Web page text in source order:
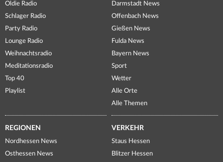
Oldie Radio
Schlager Radio
Party Radio
Lounge Radio
Weihnachtsradio
Meditationsradio
Top 40
Playlist
Darmstadt News
Offenbach News
Gießen News
Fulda News
Bayern News
Sport
Wetter
Alle Orte
Alle Themen
REGIONEN
Nordhessen News
Osthessen News
VERKEHR
Staus Hessen
Blitzer Hessen